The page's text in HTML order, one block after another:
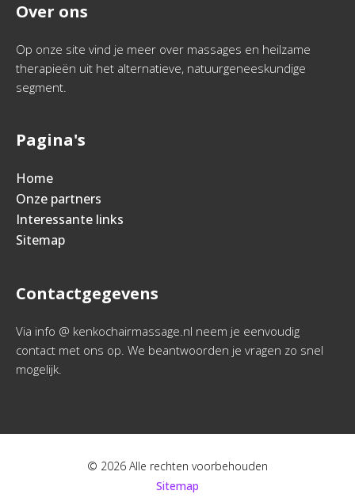
Over ons
Op onze site vind je meer over massages en heilzame
therapieën uit het alternatieve, natuurgeneeskundige
segment.
Pagina's
Home
Onze partners
Interessante links
Sitemap
Contactgegevens
Via info @ kenkochairmassage.nl neem je eenvoudig
contact met ons op. We beantwoorden je vragen zo snel
mogelijk.
© 2026 Alle rechten voorbehouden
Sitemap